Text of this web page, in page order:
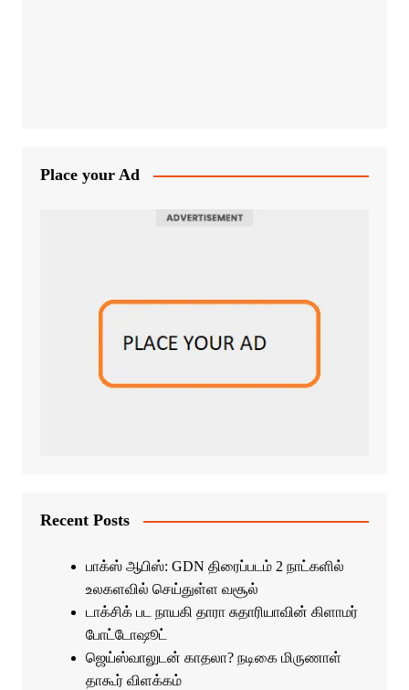
Place your Ad
Recent Posts
பாக்ஸ் ஆபிஸ்: GDN திரைப்படம் 2 நாட்களில்
உலகளவில் செய்துள்ள வசூல்
டாக்சிக் பட நாயகி தாரா சுதாரியாவின் கிளாமர்
போட்டோஷூட்
ஜெய்ஸ்வாலுடன் காதலா? நடிகை மிருணாள்
தாகூர் விளக்கம்